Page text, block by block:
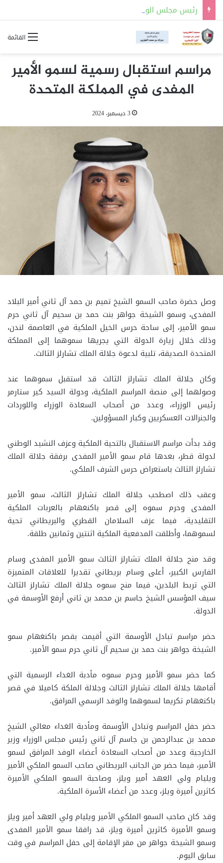
القائمة
مراسم استقبال رسمية لسمو الأمير
المفدى في المملكة المتحدة
3 ديسمبر، 2024
وصل حضرة صاحب السمو الشيخ تميم بن حمد آل ثاني أمير البلاد
المفدى، وسمو الشيخة جواهر بنت حمد بن سحيم آل ثاني حرم
سمو الأمير، إلى ساحة حرس الخيل الملكية في العاصمة لندن،
وذلك خلال زيارة الدولة التي يجريها سموهما إلى المملكة
المتحدة الصديقة، تلبية لدعوة جلالة الملك تشارلز الثالث.
وكان جلالة الملك تشارلز الثالث قد استقبل سموهما عند
وصولهما إلى منصة المراسم الملكية، ودولة السيد كير ستارمر
رئيس الوزراء، وعدد من أصحاب السعادة الوزراء واللوردات
والجنرالات العسكريين وكبار المسؤولين.
وقد بدأت مراسم الاستقبال بالتحية الملكية وعزف النشيد الوطني
لدولة قطر، بعدها قام سمو الأمير المفدى برفقة جلالة الملك
تشارلز الثالث باستعراض حرس الشرف الملكي.
وعقب ذلك اصطحب جلالة الملك تشارلز الثالث، سمو الأمير
المفدى وحرم سموه إلى قصر باكنغهام بالعربات الملكية
التقليدية، فيما عزف السلامان القطري والبريطاني تحية
لسموهما، وأطلقت المدفعية الملكية اثنتين وثمانين طلقة.
وقد منح جلالة الملك تشارلز الثالث سمو الأمير المفدى وسام
الفارس الكبير، أعلى وسام بريطاني تقديرا للعلاقات المتميزة
التي تربط البلدين، فيما منح سموه جلالة الملك تشارلز الثالث
سيف المؤسس الشيخ جاسم بن محمد بن ثاني أرفع الأوسمة في
الدولة.
حضر مراسم تبادل الأوسمة التي أقيمت بقصر باكنغهام سمو
الشيخة جواهر بنت حمد بن سحيم آل ثاني حرم سمو الأمير.
كما حضر سمو الأمير وحرم سموه مأدبة الغداء الرسمية التي
أقامها جلالة الملك تشارلز الثالث وجلالة الملكة كاميلا في قصر
باكنغهام تكريما لسموهما والوفد الرسمي المرافق.
حضر حفل المراسم وتبادل الأوسمة ومأدبة الغداء معالي الشيخ
محمد بن عبدالرحمن بن جاسم آل ثاني رئيس مجلس الوزراء وزير
الخارجية وعدد من أصحاب السعادة أعضاء الوفد المرافق لسمو
الأمير، فيما حضر من الجانب البريطاني صاحب السمو الملكي الأمير
ويليام ولي العهد أمير ويلز، وصاحبة السمو الملكي الأميرة
كاثرين أميرة ويلز، وعدد من أعضاء الأسرة الملكية.
وقد كان صاحب السمو الملكي الأمير ويليام ولي العهد أمير ويلز
وسمو الأميرة كاثرين أميرة ويلز، قد رافقا سمو الأمير المفدى
وسمو الشيخة جواهر من مقر الإقامة إلى حفل المراسم في وقت
سابق اليوم.